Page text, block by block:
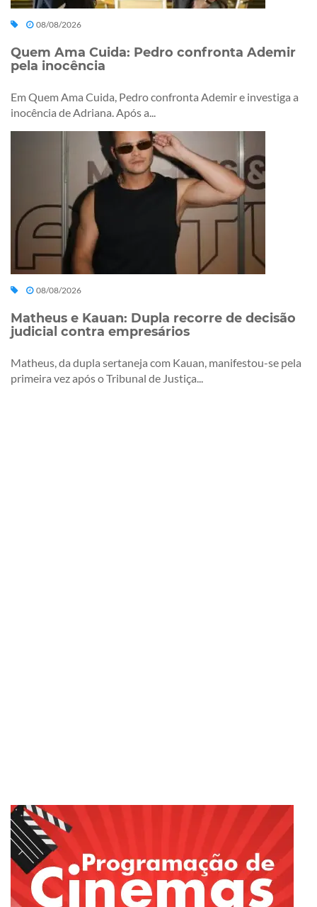
08/08/2026
Quem Ama Cuida: Pedro confronta Ademir
pela inocência
Em Quem Ama Cuida, Pedro confronta Ademir e investiga a
inocência de Adriana. Após a...
08/08/2026
Matheus e Kauan: Dupla recorre de decisão
judicial contra empresários
Matheus, da dupla sertaneja com Kauan, manifestou-se pela
primeira vez após o Tribunal de Justiça...